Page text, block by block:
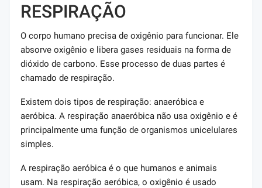
RESPIRAÇÃO
O corpo humano precisa de oxigênio para funcionar. Ele
absorve oxigênio e libera gases residuais na forma de
dióxido de carbono. Esse processo de duas partes é
chamado de respiração.
Existem dois tipos de respiração: anaeróbica e
aeróbica. A respiração anaeróbica não usa oxigênio e é
principalmente uma função de organismos unicelulares
simples.
A respiração aeróbica é o que humanos e animais
usam. Na respiração aeróbica, o oxigênio é usado